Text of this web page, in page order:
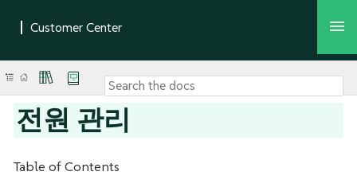
전원 관리
Table of Contents